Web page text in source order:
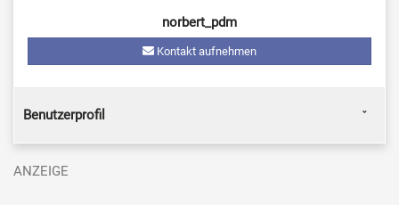
norbert_pdm
Kontakt aufnehmen
Benutzerprofil